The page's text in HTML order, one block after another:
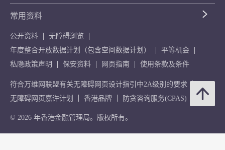
常用资料
公开资料
无障碍浏览
年度整合开放数据计划（包含空间数据计划）
平等机会
私隐政策声明
保安资料 网页指南 使用条款及条件
符合万维网联盟有关无障碍网页设计指引中2A级别的要求
无障碍网页嘉许计划
香港品牌 防贪咨询服务(CPAS)
© 2026 年香港金融管理局。版权所有。